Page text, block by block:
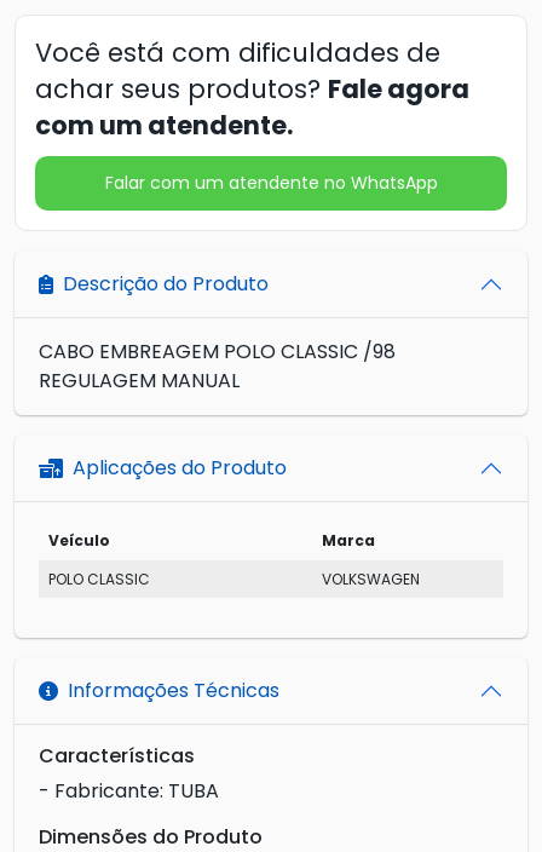
Você está com dificuldades de
achar seus produtos? Fale agora
com um atendente.
Falar com um atendente no WhatsApp
Descrição do Produto
CABO EMBREAGEM POLO CLASSIC /98
REGULAGEM MANUAL
Aplicações do Produto
Veículo
Marca
POLO CLASSIC
VOLKSWAGEN
Informações Técnicas
Características
- Fabricante: TUBA
Dimensões do Produto